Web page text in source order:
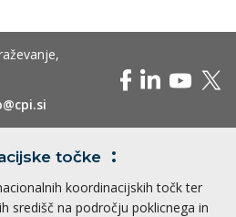
točke
koordinacijskih točk ter
središč na področju poklicnega in